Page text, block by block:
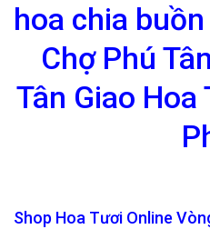
hoa chia
Chợ Phú
Tân Giao Hoa
Shop Hoa Tươi Online